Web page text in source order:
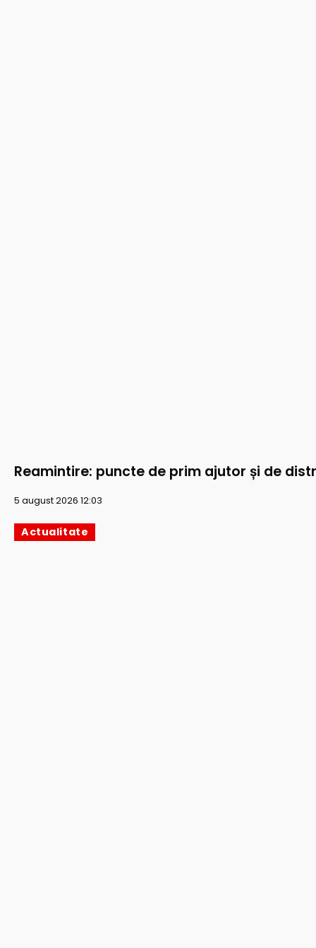
Reamintire: puncte de prim ajutor și de
5 august 2026 12:03
Actualitate